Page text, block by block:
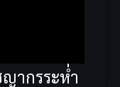
ญากรระห่ำ